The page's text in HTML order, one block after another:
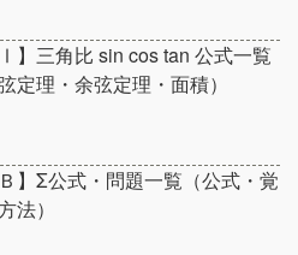
Ⅰ】三角比 sin cos tan 公式一覧
定理・余弦定理・面積）
】Σ公式・問題一覧（公式・覚
法）